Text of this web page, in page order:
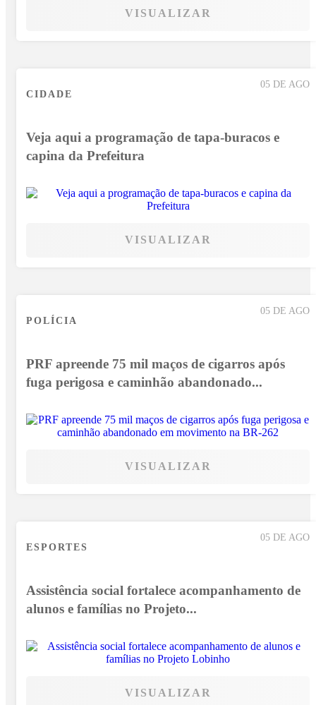
VISUALIZAR
05 DE AGO
CIDADE
Veja aqui a programação de tapa-buracos e
capina da Prefeitura
VISUALIZAR
05 DE AGO
POLÍCIA
PRF apreende 75 mil maços de cigarros após
fuga perigosa e caminhão abandonado...
VISUALIZAR
05 DE AGO
ESPORTES
Assistência social fortalece acompanhamento de
alunos e famílias no Projeto...
VISUALIZAR